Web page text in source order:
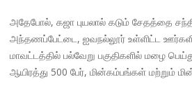
அதேபோல், கஜா புயலால் கடும் சேதத்தை
அந்தணப்பேட்டை, ஐவநல்லூர் உள்ளிட்ட
மாவட்டத்தில் பல்வேறு பகுதிகளில் மழை
ஆயிரத்து 500 பேர், மின்கம்பங்கள் மற்றும்